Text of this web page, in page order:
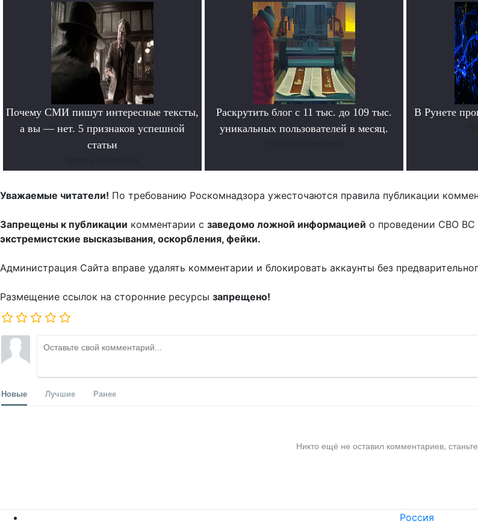
Почему СМИ пишут интересные тексты,
а вы — нет. 5 признаков успешной
статьи
Раскрутить блог с 11 тыс. до 109 тыс.
уникальных пользователей в месяц.
В Рунете
Уважаемые читатели! По требованию Роскомнадзора ужесточаются правила публикации
Запрещены к публикации комментарии с заведомо ложной информацией о проведении СВО
экстремистские высказывания, оскорбления, фейки.
Администрация Сайта вправе удалять комментарии и блокировать аккаунты без
Размещение ссылок на сторонние ресурсы запрещено!
Новые Лучшие Ранее
Никто ещё не оставил комментариев,
Россия